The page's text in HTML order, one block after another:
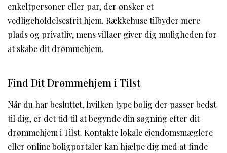
enkeltpersoner eller par, der ønsker et
vedligeholdelsesfrit hjem. Rækkehuse tilbyder mere
plads og privatliv, mens villaer giver dig muligheden for
at skabe dit drømmehjem.
Find Dit Drømmehjem i Tilst
Når du har besluttet, hvilken type bolig der passer bedst
til dig, er det tid til at begynde din søgning efter dit
drømmehjem i Tilst. Kontakte lokale ejendomsmæglere
eller online boligportaler kan hjælpe dig med at finde